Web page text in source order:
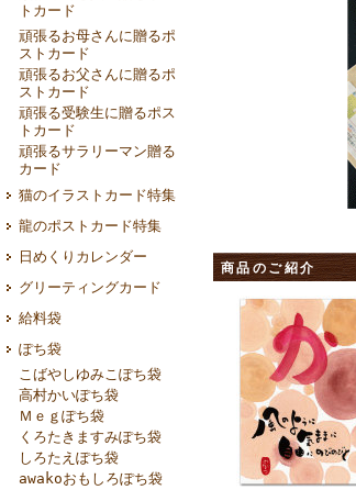
トカード
頑張るお母さんに贈るポ
ストカード
頑張るお父さんに贈るポ
ストカード
頑張る受験生に贈るポス
トカード
頑張るサラリーマン贈る
カード
猫のイラストカード特集
龍のポストカード特集
日めくりカレンダー
グリーティングカード
給料袋
ぽち袋
こばやしゆみこぽち袋
高村かいぽち袋
Ｍｅｇぽち袋
くろたきますみぽち袋
しろたえぽち袋
awakoおもしろぽち袋
商品のご紹介